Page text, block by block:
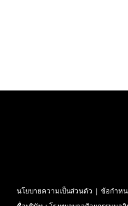
นโยบายความเป็นส่วนตัว |ข้อกำหน